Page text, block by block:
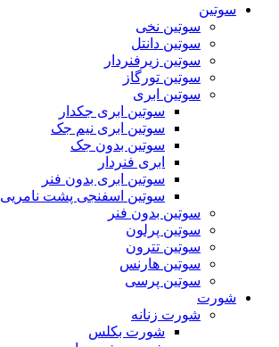
سوتین
سوتین نخی
سوتین دانتل
سوتین زیرفنردار
سوتین تورگاز
سوتین ابری
سوتین ابری جکدار
سوتین ابری نیم جک
سوتین بدون جک
ابری فنردار
سوتین ابری بدون فنر
سوتین اسفنجی پشت نامریی
سوتین بدون فنر
سوتین پرلون
سوتین تترون
سوتین هارنس
سوتین پرسی
شورت
شورت زنانه
شورت بکلس